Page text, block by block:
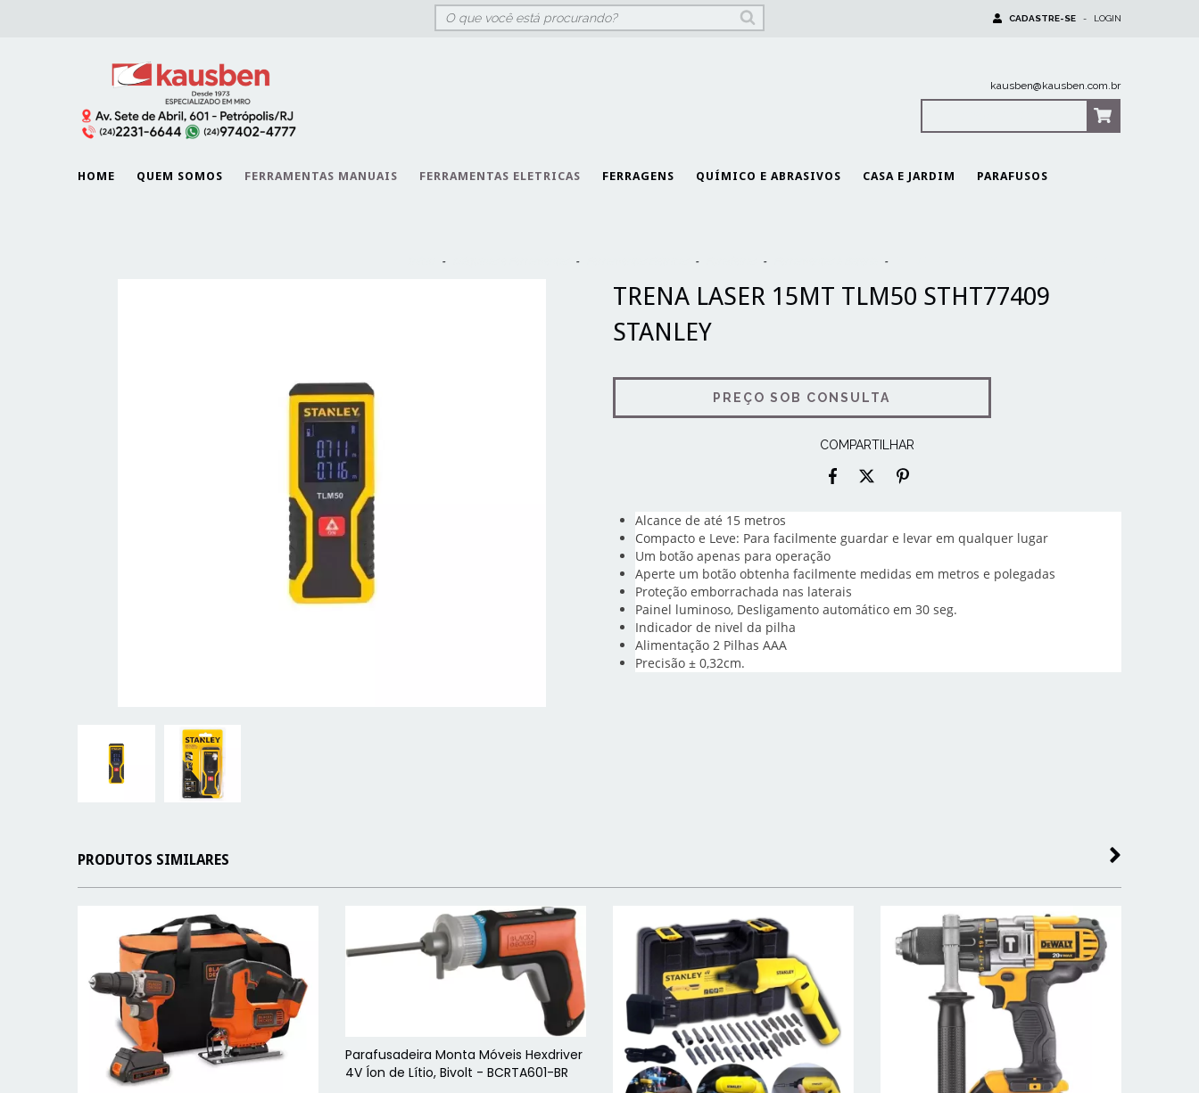
CADASTRE-SE - LOGIN
kausben@kausben.com.br
HOME QUEM SOMOS FERRAMENTAS MANUAIS FERRAMENTAS ELETRICAS FERRAGENS QUÍMICO E ABRASIVOS CASA E JARDIM PARAFUSOS
- - - - -
TRENA LASER 15MT TLM50 STHT77409
STANLEY
COMPARTILHAR
Alcance de até 15 metros
Compacto e Leve: Para facilmente guardar e levar em qualquer lugar
Um botão apenas para operação
Aperte um botão obtenha facilmente medidas em metros e polegadas
Proteção emborrachada nas laterais
Painel luminoso, Desligamento automático em 30 seg.
Indicador de nivel da pilha
Alimentação 2 Pilhas AAA
Precisão ± 0,32cm.
PRODUTOS SIMILARES
Parafusadeira Monta Móveis Hexdriver
4V Íon de Lítio, Bivolt - BCRTA601-BR